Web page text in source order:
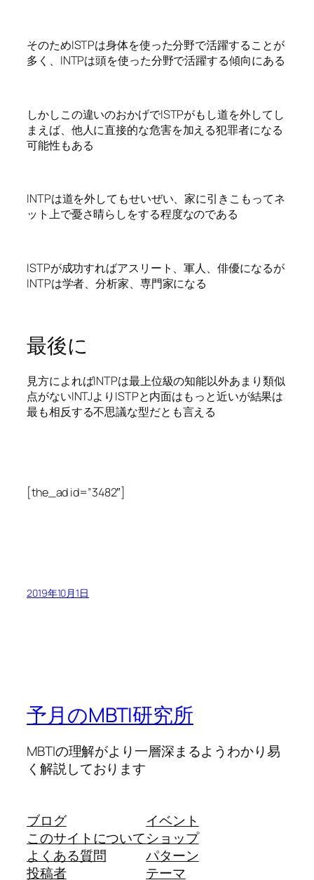
そのためISTPは身体を使った分野で活躍することが
多く、INTPは頭を使った分野で活躍する傾向にある
しかしこの違いのおかげでISTPがもし道を外してし
まえば、他人に直接的な危害を加える犯罪者になる
可能性もある
INTPは道を外してもせいぜい、家に引きこもってネ
ット上で憂さ晴らしをする程度なのである
ISTPが成功すればアスリート、軍人、俳優になるが
INTPは学者、分析家、専門家になる
最後に
見方によればINTPは最上位級の知能以外あまり類似
点がないINTJよりISTPと内面はもっと近いが結果は
最も相反する不思議な型だとも言える
[the_ad id=”3482″]
2019年10月1日
予月のMBTI研究所
MBTIの理解がより一層深まるようわかり易
く解説しております
ブログ
このサイトについて
よくある質問
投稿者
イベント
ショップ
パターン
テーマ